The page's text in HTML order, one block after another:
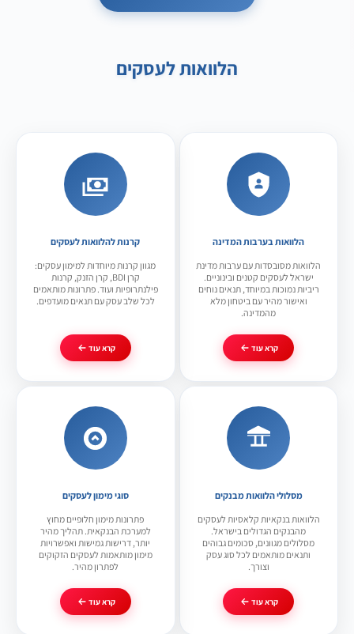
הלוואות לעסקים
הלוואות בערבות המדינה
הלוואות מסובסדות עם ערבות מדינת
ישראל לעסקים קטנים ובינוניים.
ריביות נמוכות במיוחד, תנאים נוחים
ואישור מהיר עם ביטחון מלא
מהמדינה.
קרא עוד
קרנות להלוואות לעסקים
מגוון קרנות מיוחדות למימון עסקים:
קרן BDI, קרן הזנק, קרנות
פילנתרופיות ועוד. פתרונות מותאמים
לכל שלב עסק עם תנאים מועדפים.
קרא עוד
מסלולי הלוואות מבנקים
הלוואות בנקאיות קלאסיות לעסקים
מהבנקים הגדולים בישראל.
מסלולים מגוונים, סכומים גבוהים
ותנאים מותאמים לכל סוג עסק
וצורך.
קרא עוד
סוגי מימון לעסקים
פתרונות מימון חלופיים מחוץ
למערכת הבנקאית. תהליך מהיר
יותר, דרישות גמישות ואפשרויות
מימון מותאמות לעסקים הזקוקים
לפתרון מהיר.
קרא עוד